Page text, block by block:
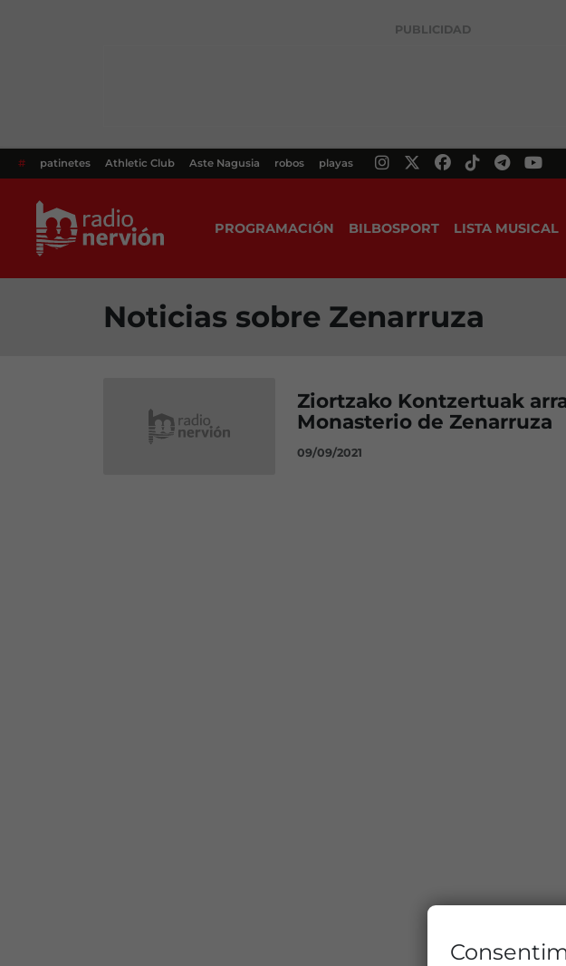
PUBLICIDAD
# patinetes Athletic Club Aste Nagusia robos playas
PROGRAMACIÓN BILBOSPORT LISTA MUSICAL
Noticias sobre Zenarruza
Ziortzako Kontzertuak
Monasterio de Zenarruza
09/09/2021